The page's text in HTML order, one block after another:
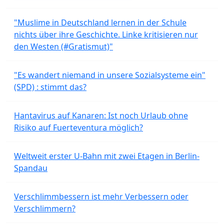
"Muslime in Deutschland lernen in der Schule
nichts über ihre Geschichte. Linke kritisieren nur
den Westen (#Gratismut)"
"Es wandert niemand in unsere Sozialsysteme ein"
(SPD) : stimmt das?
Hantavirus auf Kanaren: Ist noch Urlaub ohne
Risiko auf Fuerteventura möglich?
Weltweit erster U-Bahn mit zwei Etagen in Berlin-
Spandau
Verschlimmbessern ist mehr Verbessern oder
Verschlimmern?